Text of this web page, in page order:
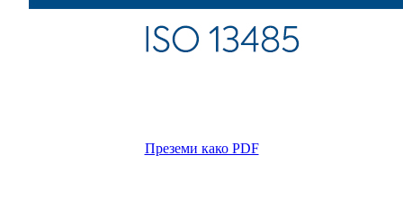
Преземи како PDF